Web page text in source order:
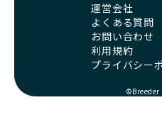
運営会社
よくある質問
お問い合わせ
利用規約
プライバシー